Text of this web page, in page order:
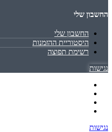
החשבון שלי
החשבון שלי
היסטוריית ההזמנות
רשימת תפוצה
נגישות
נגישות